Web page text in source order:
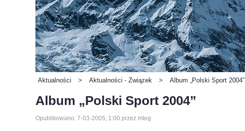
Aktualności > Aktualności - Związek > Album „Polski Sport 2004”
Album „Polski Sport 2004”
Opublikowano: 7-03-2005; 1:00 przez mteg